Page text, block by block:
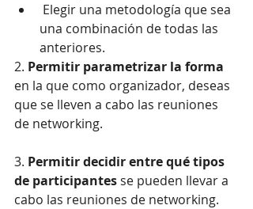
una combinación de todas las
anteriores.
2. Permitir parametrizar la forma
en la que como organizador, deseas
que se lleven a cabo las reuniones
de networking.
3. Permitir decidir entre qué tipos
de participantes se pueden llevar a
cabo las reuniones de networking.